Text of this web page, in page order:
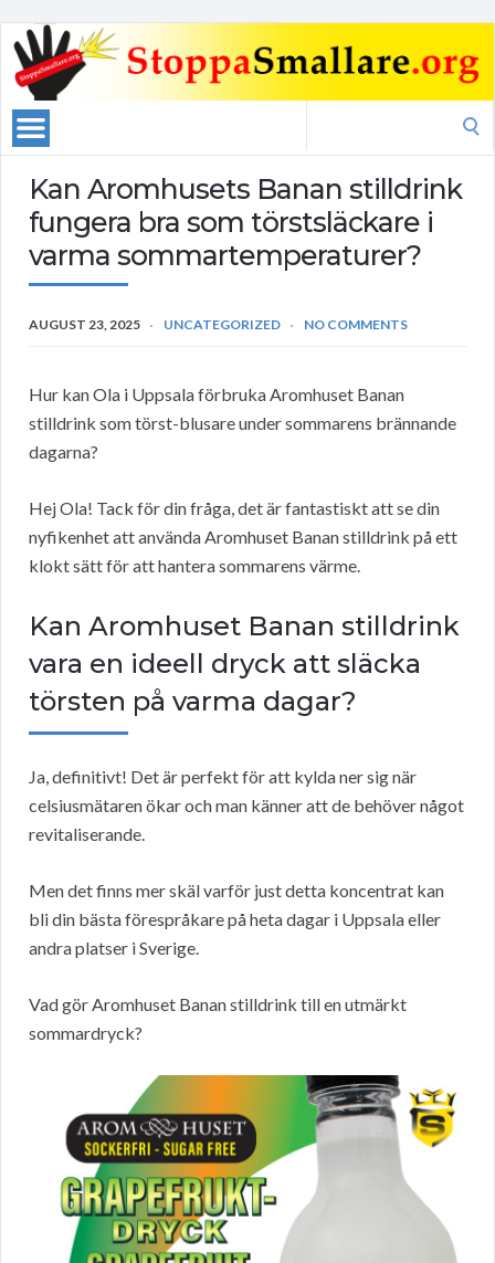
Kan Aromhusets Banan stilldrink
fungera bra som törstsläckare i
varma sommartemperaturer?
AUGUST 23, 2025 UNCATEGORIZED NO COMMENTS
Hur kan Ola i Uppsala förbruka Aromhuset Banan
stilldrink som törst-blusare under sommarens brännande
dagarna?
Hej Ola! Tack för din fråga, det är fantastiskt att se din
nyfikenhet att använda Aromhuset Banan stilldrink på ett
klokt sätt för att hantera sommarens värme.
Kan Aromhuset Banan stilldrink
vara en ideell dryck att släcka
törsten på varma dagar?
Ja, definitivt! Det är perfekt för att kylda ner sig när
celsiusmätaren ökar och man känner att de behöver något
revitaliserande.
Men det finns mer skäl varför just detta koncentrat kan
bli din bästa förespråkare på heta dagar i Uppsala eller
andra platser i Sverige.
Vad gör Aromhuset Banan stilldrink till en utmärkt
sommardryck?